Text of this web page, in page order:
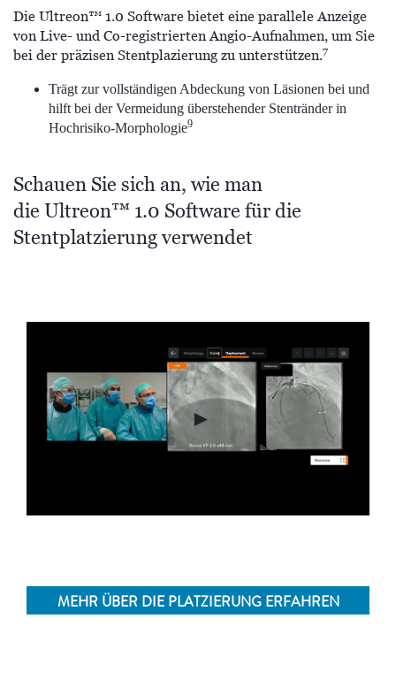
Die Ultreon™ 1.0 Software bietet eine parallele Anzeige
von Live- und Co-registrierten Angio-Aufnahmen, um Sie
bei der präzisen Stentplazierung zu unterstützen.7
Trägt zur vollständigen Abdeckung von Läsionen bei und
hilft bei der Vermeidung überstehender Stentränder in
Hochrisiko-Morphologie9
Schauen Sie sich an, wie man
die Ultreon™ 1.0 Software für die
Stentplatzierung verwendet
►
MEHR ÜBER DIE PLATZIERUNG ERFAHREN